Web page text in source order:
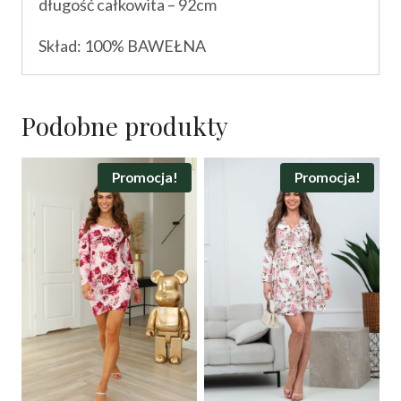
długość całkowita – 92cm
Skład: 100% BAWEŁNA
Podobne produkty
Promocja! Promocja!